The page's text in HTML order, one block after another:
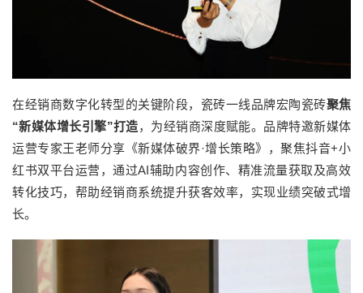
在经销商数字化转型的关键阶段，瓷砖一线品牌宏陶瓷砖聚焦
“新媒体增长引擎”打造，为经销商深度赋能。品牌特邀新媒体
运营专家王老师分享《新媒体破界·增长策略》，聚焦抖音+小
红书双平台运营，通过AI辅助内容创作、精准流量获取及高效
转化技巧，帮助经销商系统提升获客效率，实现业绩突破式增
长。